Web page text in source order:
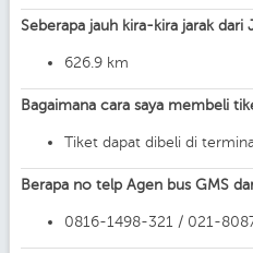
Seberapa jauh kira-kira jarak dari
626.9 km
Bagaimana cara saya membeli
Tiket dapat dibeli di
Berapa no telp Agen bus GMS
0816-1498-321 / 021-